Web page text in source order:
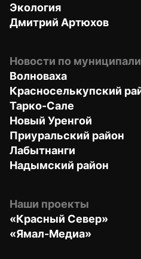
Экология
Дмитрий Артюхов
Новости по
Волноваха
Красноселькупский
Тарко-Сале
Новый Уренгой
Приуральский район
Лабытнанги
Надымский район
Наши проекты
«Красный Север»
«Ямал-Медиа»